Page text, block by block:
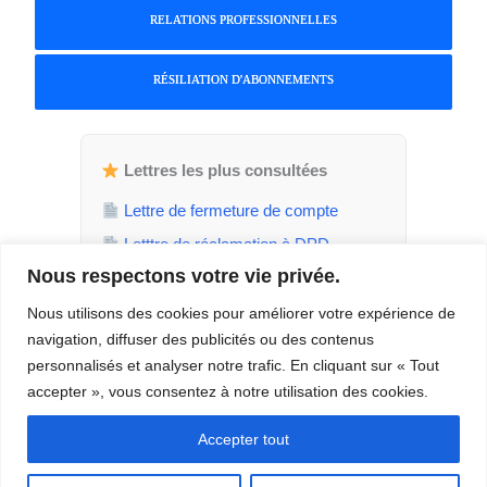
Nous respectons votre vie privée.
Nous utilisons des cookies pour améliorer votre expérience de
navigation, diffuser des publicités ou des contenus
personnalisés et analyser notre trafic. En cliquant sur « Tout
accepter », vous consentez à notre utilisation des cookies.
Accepter tout
RELATIONS PROFESSIONNELLES
RÉSILIATION D'ABONNEMENTS
Lettres les plus consultées
Lettre de fermeture de compte
Letttre de réclamation à DPD
Attestation de parent isolé
Demande de jours de RTT
Demande de temps plein
© 2026 – Tous droits réservés – TaLettre.fr –Contact–À propos–Mentions